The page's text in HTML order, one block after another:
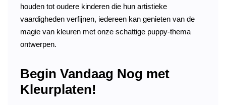
houden tot oudere kinderen die hun artistieke
vaardigheden verfijnen, iedereen kan genieten van de
magie van kleuren met onze schattige puppy-thema
ontwerpen.
Begin Vandaag Nog met
Kleurplaten!